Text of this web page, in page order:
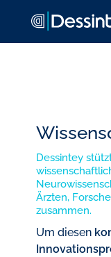
Dessintey
Ärzten,
zusammen.
Um diesen